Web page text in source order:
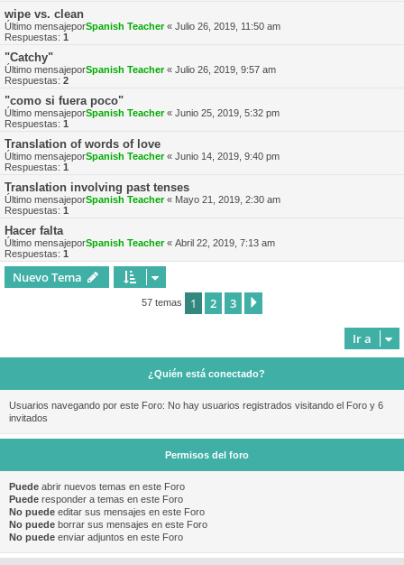
wipe vs. clean
Último mensajeporSpanish Teacher« Julio 26, 2019, 11:50 am
Respuestas: 1
"Catchy"
Último mensajeporSpanish Teacher« Julio 26, 2019, 9:57 am
Respuestas: 2
"como si fuera poco"
Último mensajeporSpanish Teacher« Junio 25, 2019, 5:32 pm
Respuestas: 1
Translation of words of love
Último mensajeporSpanish Teacher« Junio 14, 2019, 9:40 pm
Respuestas: 1
Translation involving past tenses
Último mensajeporSpanish Teacher« Mayo 21, 2019, 2:30 am
Respuestas: 1
Hacer falta
Último mensajeporSpanish Teacher« Abril 22, 2019, 7:13 am
Respuestas: 1
Nuevo Tema
57 temas 1 2 3
Ir a
¿Quién está conectado?
Usuarios navegando por este Foro: No hay usuarios registrados visitando el Foro y 6
invitados
Permisos del foro
Puede abrir nuevos temas en este Foro
Puede responder a temas en este Foro
No puede editar sus mensajes en este Foro
No puede borrar sus mensajes en este Foro
No puede enviar adjuntos en este Foro